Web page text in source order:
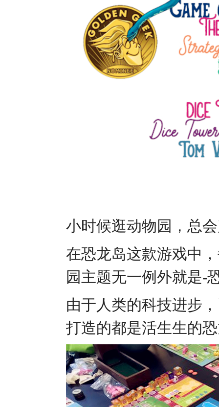
小时候逛动物园，总
在恐龙岛这款游戏中
园主题无一例外就是-
由于人类的科技进步
打造的都是活生生的